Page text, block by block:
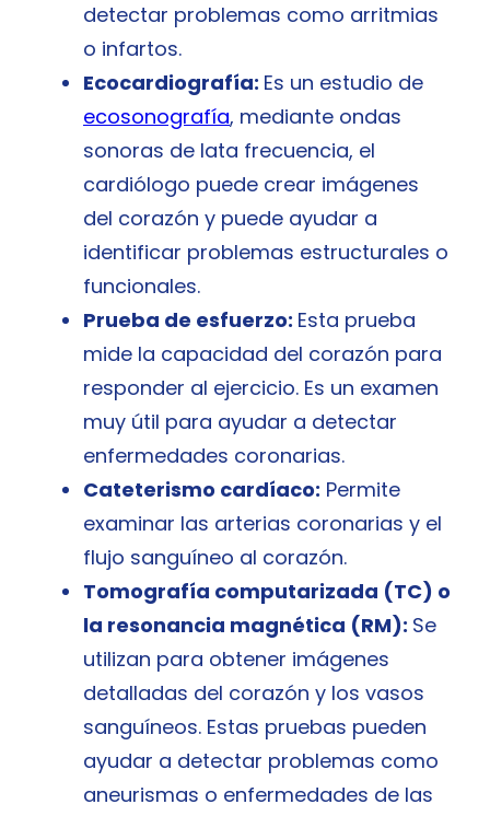
detectar problemas como arritmias
o infartos.
Ecocardiografía: Es un estudio de
ecosonografía, mediante ondas
sonoras de lata frecuencia, el
cardiólogo puede crear imágenes
del corazón y puede ayudar a
identificar problemas estructurales o
funcionales.
Prueba de esfuerzo: Esta prueba
mide la capacidad del corazón para
responder al ejercicio. Es un examen
muy útil para ayudar a detectar
enfermedades coronarias.
Cateterismo cardíaco: Permite
examinar las arterias coronarias y el
flujo sanguíneo al corazón.
Tomografía computarizada (TC) o
la resonancia magnética (RM): Se
utilizan para obtener imágenes
detalladas del corazón y los vasos
sanguíneos. Estas pruebas pueden
ayudar a detectar problemas como
aneurismas o enfermedades de las